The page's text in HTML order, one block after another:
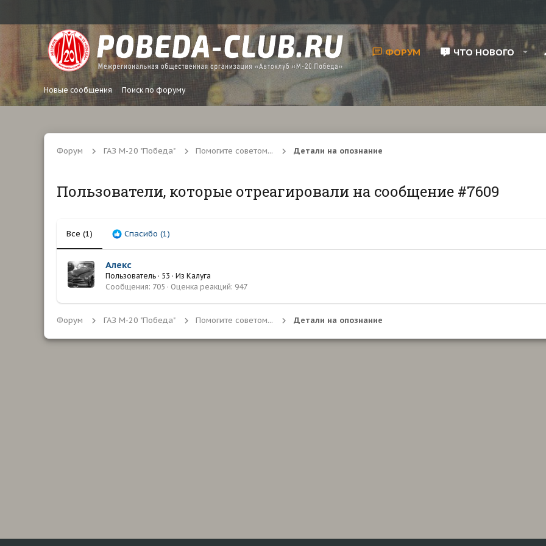
ФОРУМ ЧТО НОВОГО
Новые сообщения Поиск по форуму
Форум ГАЗ М-20 "Победа" Помогите советом... Детали на опознание
Пользователи, которые отреагировали на сообщение #7609
Все (1) Спасибо (1)
Алекс
Пользователь · 53 · Из Калуга
Сообщения 705 Оценка реакций 947
Форум ГАЗ М-20 "Победа" Помогите советом... Детали на опознание